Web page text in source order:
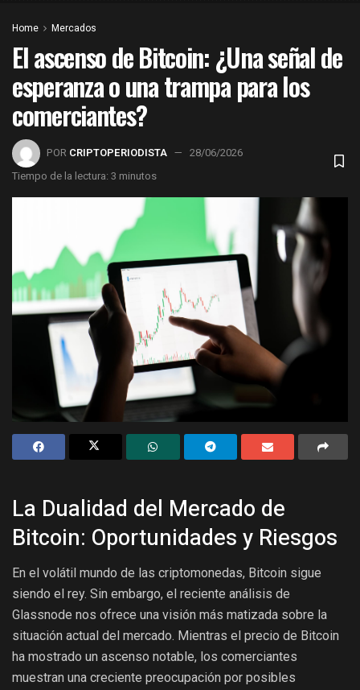
Home Mercados
El ascenso de Bitcoin: ¿Una señal de
esperanza o una trampa para los
comerciantes?
POR CRIPTOPERIODISTA
28/06/2026
Tiempo de la lectura: 3 minutos
La Dualidad del Mercado de
Bitcoin: Oportunidades y Riesgos
En el volátil mundo de las criptomonedas, Bitcoin sigue
siendo el rey. Sin embargo, el reciente análisis de
Glassnode nos ofrece una visión más matizada sobre la
situación actual del mercado. Mientras el precio de Bitcoin
ha mostrado un ascenso notable, los comerciantes
muestran una creciente preocupación por posibles